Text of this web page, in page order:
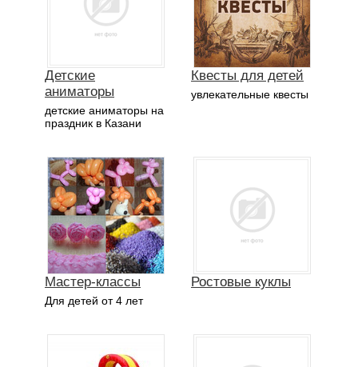
Детские
аниматоры
детские аниматоры на
праздник в Казани
Квесты для детей
увлекательные квесты
Мастер-классы
Для детей от 4 лет
Ростовые куклы